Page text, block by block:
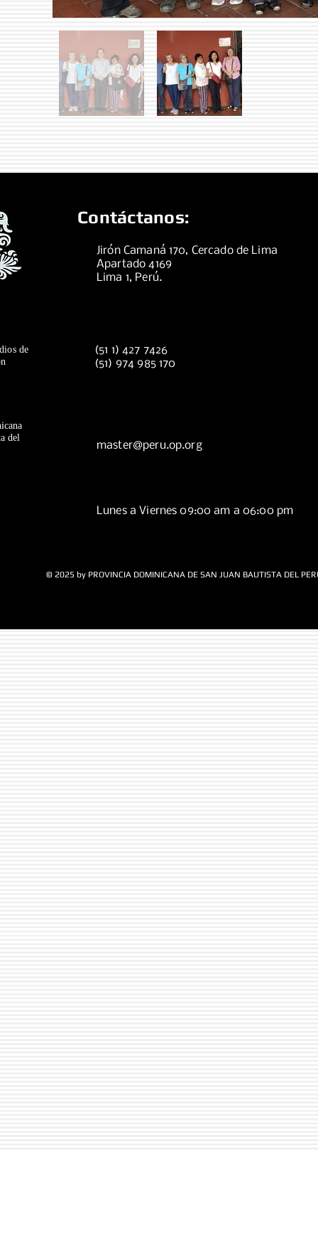
Contáctanos:
Jirón Camaná 170, Cercado de Lima
Apartado 4169
Lima 1, Perú.
de
(51 1) 427 7426
(51) 974 985 170
del
master@peru.op.org
Lunes a Viernes 09:00 am a 06:00 pm
© 2025 by PROVINCIA DOMINICANA DE SAN JUAN BAUTISTA DEL